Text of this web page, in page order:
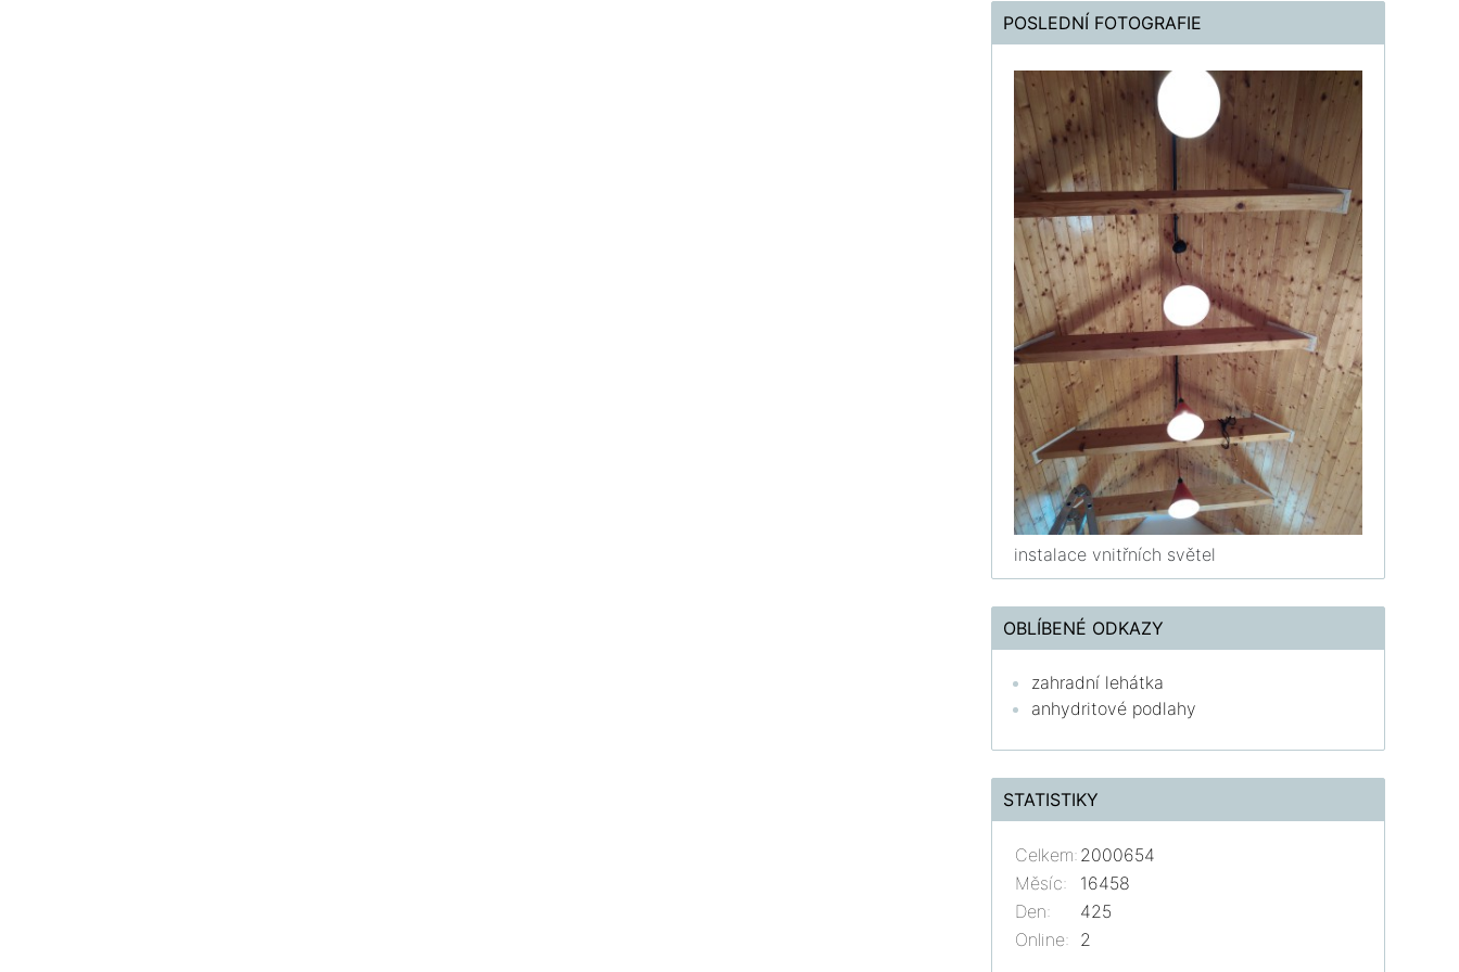
POSLEDNÍ FOTOGRAFIE
instalace vnitřních světel
OBLÍBENÉ ODKAZY
zahradní lehátka
anhydritové podlahy
STATISTIKY
Online: 2
Celkem: 2000654
Měsíc:
16458
Den:
425